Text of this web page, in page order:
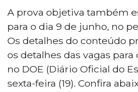
A prova objetiva também
para o dia 9 de junho, no
Os detalhes do conteúdo
os detalhes das vagas para
no DOE (Diário Oficial do
sexta-feira (19). Confira